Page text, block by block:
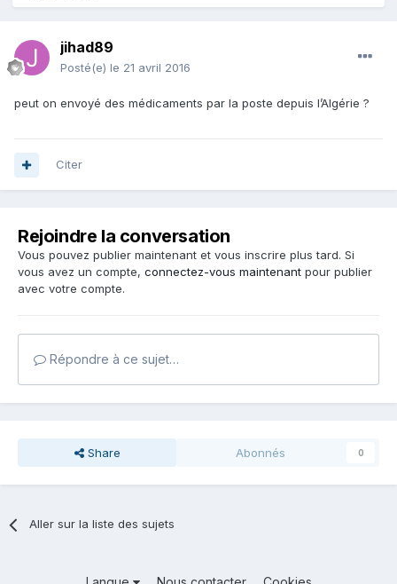
jihad89
Posté(e) le 21 avril 2016
peut on envoyé des médicaments par la poste depuis l’Algérie ?
Citer
Rejoindre la conversation
Vous pouvez publier maintenant et vous inscrire plus tard. Si
vous avez un compte, connectez-vous maintenant pour publier
avec votre compte.
Répondre à ce sujet…
Share Abonnés 0
Aller sur la liste des sujets